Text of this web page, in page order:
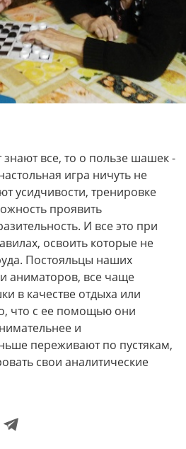
все, то о пользе шашек -
игра ничуть не
усидчивости, тренировке
проявить
И все это при
освоить которые не
Постояльцы наших
аниматоров, все чаще
в качестве отдыха или
что с ее помощью они
и
переживают по пустякам,
свои аналитические